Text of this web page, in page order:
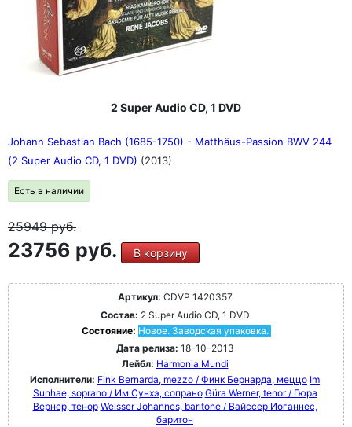
2 Super Audio CD, 1 DVD
Johann Sebastian Bach (1685-1750) - Matthäus-Passion BWV 244
(2 Super Audio CD, 1 DVD) (2013)
Есть в наличии
25949руб.
23756 руб. В корзину
Артикул: CDVP 1420357
Состав: 2 Super Audio CD, 1 DVD
Состояние: Новое. Заводская упаковка.
Дата релиза: 18-10-2013
Лейбл: Harmonia Mundi
Исполнители: Fink Bernarda, mezzo / Финк Бернарда, меццо Im
Sunhae, soprano / Им Сунхэ, сопрано Güra Werner, tenor / Гюра
Вернер, тенор Weisser Johannes, baritone / Вайссер Иоганнес,
баритон